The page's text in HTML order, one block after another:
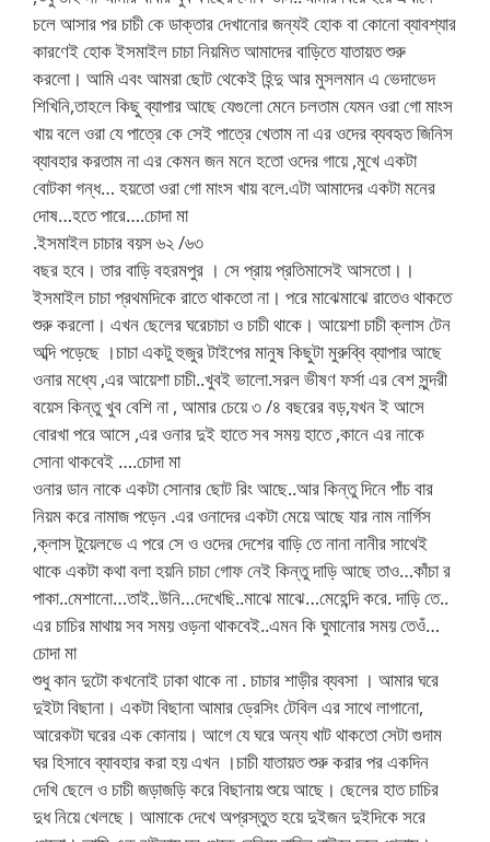
চলে আসার পর চাচী কে ডাক্তার দেখানোর জন্যই হোক বা কোনো ব্যাবশ্যার
কারণেই হোক ইসমাইল চাচা নিয়মিত আমাদের বাড়িতে যাতায়ত শুরু
করলো। আমি এবং আমরা ছোট থেকেই হিন্দু আর মুসলমান এ ভেদাভেদ
শিখিনি,তাহলে কিছু ব্যাপার আছে যেগুলো মেনে চলতাম যেমন ওরা গো মাংস
খায় বলে ওরা যে পাত্রে কে সেই পাত্রে খেতাম না এর ওদের ব্যবহৃত জিনিস
ব্যাবহার করতাম না এর কেমন জন মনে হতো ওদের গায়ে ,মুখে একটা
বোটকা গন্ধ… হয়তো ওরা গো মাংস খায় বলে.এটা আমাদের একটা মনের
দোষ…হতে পারে….চোদা মা
.ইসমাইল চাচার বয়স ৬২ /৬৩
বছর হবে। তার বাড়ি বহরমপুর । সে প্রায় প্রতিমাসেই আসতো।।
ইসমাইল চাচা প্রথমদিকে রাতে থাকতো না। পরে মাঝেমাঝে রাতেও থাকতে
শুরু করলো। এখন ছেলের ঘরেচাচা ও চাচী থাকে। আয়েশা চাচী ক্লাস টেন
অব্দি পড়েছে ।চাচা একটু হুজুর টাইপের মানুষ কিছুটা মুরুব্বি ব্যাপার আছে
ওনার মধ্যে ,এর আয়েশা চাচী..খুবই ভালো.সরল ভীষণ ফর্সা এর বেশ সুন্দরী
বয়েস কিন্তু খুব বেশি না , আমার চেয়ে ৩ /৪ বছরের বড়,যখন ই আসে
বোরখা পরে আসে ,এর ওনার দুই হাতে সব সময় হাতে ,কানে এর নাকে
সোনা থাকবেই ….চোদা মা
ওনার ডান নাকে একটা সোনার ছোট রিং আছে..আর কিন্তু দিনে পাঁচ বার
নিয়ম করে নামাজ পড়েন .এর ওনাদের একটা মেয়ে আছে যার নাম নার্গিস
,ক্লাস টুয়েলভে এ পরে সে ও ওদের দেশের বাড়ি তে নানা নানীর সাথেই
থাকে একটা কথা বলা হয়নি চাচা গোফ নেই কিন্তু দাড়ি আছে তাও…কাঁচা র
পাকা..মেশানো…তাই..উনি…দেখেছি..মাঝে মাঝে…মেহেন্দি করে. দাড়ি তে..
এর চাচির মাথায় সব সময় ওড়না থাকবেই..এমন কি ঘুমানোর সময় তেওঁ…
চোদা মা
শুধু কান দুটো কখনোই ঢাকা থাকে না . চাচার শাড়ীর ব্যবসা । আমার ঘরে
দুইটা বিছানা। একটা বিছানা আমার ড্রেসিং টেবিল এর সাথে লাগানো,
আরেকটা ঘরের এক কোনায়। আগে যে ঘরে অন্য খাট থাকতো সেটা গুদাম
ঘর হিসাবে ব্যাবহার করা হয় এখন ।চাচী যাতায়ত শুরু করার পর একদিন
দেখি ছেলে ও চাচী জড়াজড়ি করে বিছানায় শুয়ে আছে। ছেলের হাত চাচির
দুধ নিয়ে খেলছে। আমাকে দেখে অপ্রস্তুত হয়ে দুইজন দুইদিকে সরে